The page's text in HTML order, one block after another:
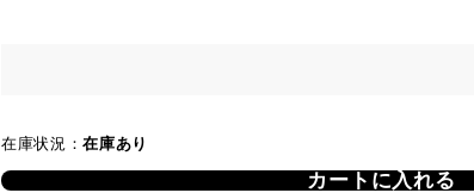
在庫状況：在庫あり
カートに入れる